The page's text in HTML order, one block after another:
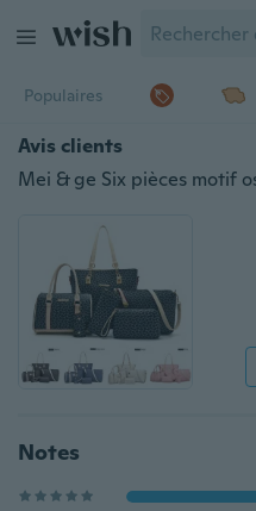
Populaires
Avis clients
Notes